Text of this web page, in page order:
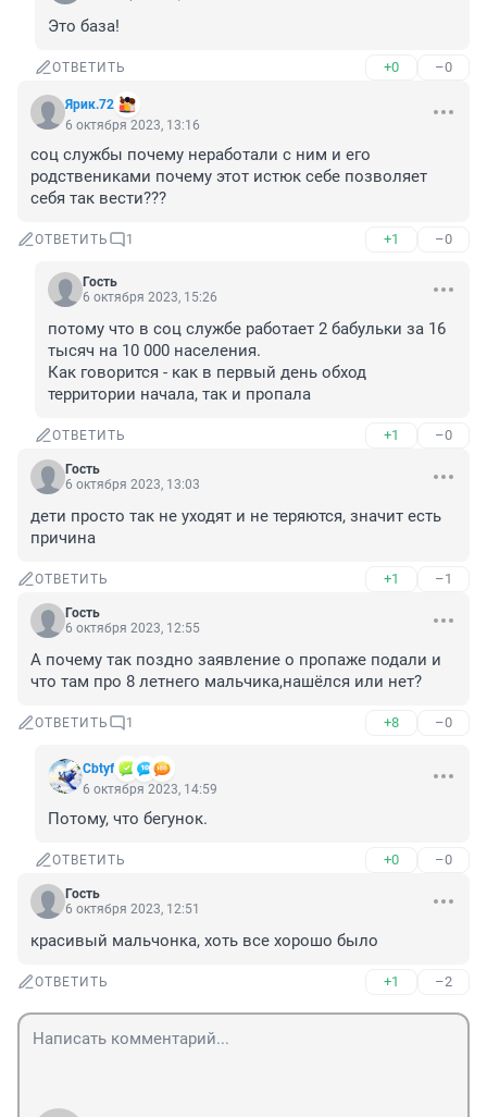
Это база!
ОТВЕТИТЬ +0 –0
Ярик.72
6 октября 2023, 13:16
соц службы почему неработали с ним и его
родствениками почему этот истюк себе позволяет
себя так вести???
ОТВЕТИТЬ 1 +1 –0
Гость
6 октября 2023, 15:26
потому что в соц службе работает 2 бабульки за 16
тысяч на 10 000 населения.
Как говорится - как в первый день обход
территории начала, так и пропала
ОТВЕТИТЬ +1 –0
Гость
6 октября 2023, 13:03
дети просто так не уходят и не теряются, значит есть
причина
ОТВЕТИТЬ +1 –1
Гость
6 октября 2023, 12:55
А почему так поздно заявление о пропаже подали и
что там про 8 летнего мальчика,нашёлся или нет?
ОТВЕТИТЬ 1 +8 –0
Cbtyf
6 октября 2023, 14:59
Потому, что бегунок.
ОТВЕТИТЬ +0 –0
Гость
6 октября 2023, 12:51
красивый мальчонка, хоть все хорошо было
ОТВЕТИТЬ +1 –2